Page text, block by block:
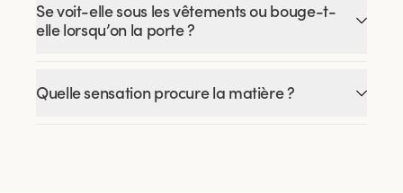
Se voit-elle sous les vêtements ou bouge-t-
elle lorsqu’on la porte ?
Quelle sensation procure la matière ?